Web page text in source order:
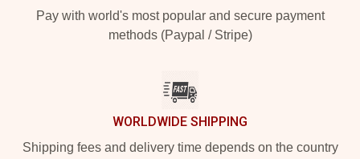
Pay with world's most popular and secure payment
methods (Paypal / Stripe)
WORLDWIDE SHIPPING
Shipping fees and delivery time depends on the country